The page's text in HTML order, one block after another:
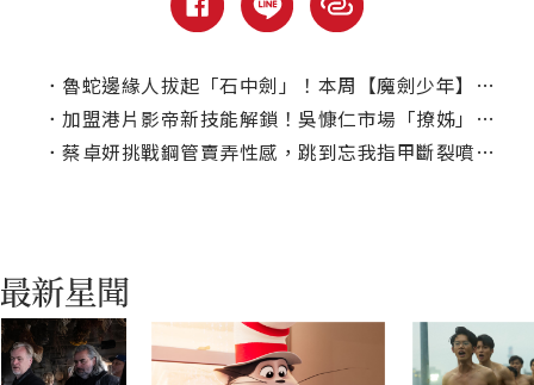
． 魯蛇邊緣人拔起「石中劍」！本周【魔劍少年】電視首播
． 加盟港片影帝新技能解鎖！吳慷仁市場「撩姊」撒嬌按摩通通來
． 蔡卓妍挑戰鋼管賣弄性感，跳到忘我指甲斷裂噴血都無感